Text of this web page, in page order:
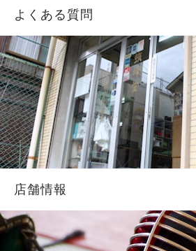
よくある質問
店舗情報